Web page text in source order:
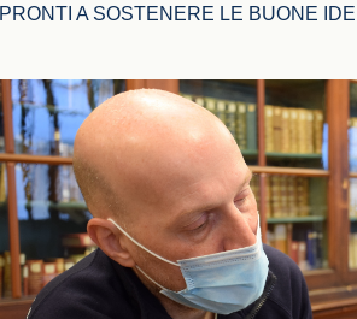
PRONTI A SOSTENERE LE BUONE